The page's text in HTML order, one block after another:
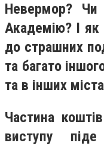
Невермор? Чи
Академію? І
до страшних
та багато
та в інших
Частина
виступу